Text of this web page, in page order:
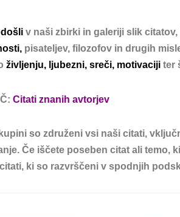
v naši zbirki in galeriji slik citatov,
pisateljev, filozofov in drugih
življenju, ljubezni, sreči, motivaciji ter
Citati znanih avtorjev
so združeni vsi naši citati,
Če iščete poseben citatali temo,
citati, ki so razvrščeni v spodnjih